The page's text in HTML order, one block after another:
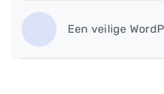
Een veilige